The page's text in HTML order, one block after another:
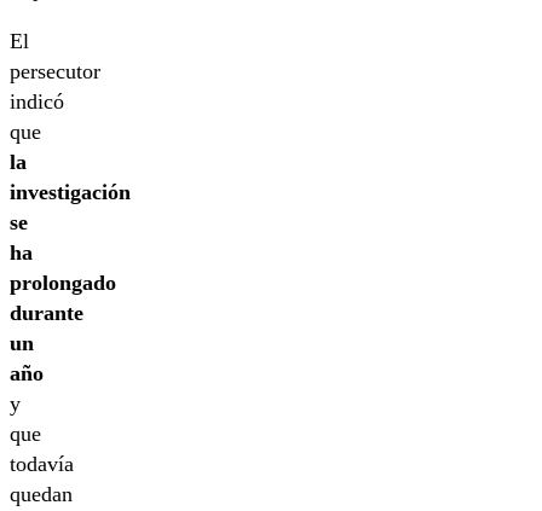
El
persecutor
indicó
que
la
investigación
se
ha
prolongado
durante
un
año
y
que
todavía
quedan